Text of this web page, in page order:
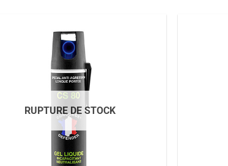
RUPTURE DE STOCK